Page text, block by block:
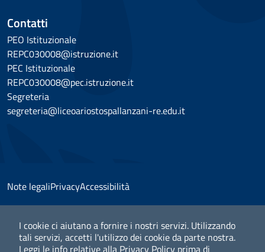
Contatti
PEO Istituzionale
REPC030008@istruzione.it
PEC Istituzionale
REPC030008@pec.istruzione.it
Segreteria
segreteria@liceoariostospallanzani-re.edu.it
Note legaliPrivacyAccessibilità
© 2025 Liceo Classico Scientifico "Ariosto Spallanzani" -
I cookie ci aiutano a fornire i nostri servizi. Utilizzando
tali servizi, accetti l'utilizzo dei cookie da parte nostra.
Leggi le info relative alla Privacy Policy prima di